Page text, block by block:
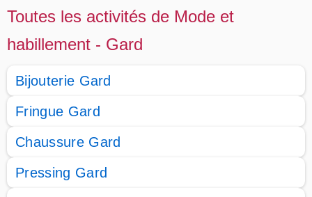
Toutes les activités de Mode et
habillement - Gard
Bijouterie Gard
Fringue Gard
Chaussure Gard
Pressing Gard